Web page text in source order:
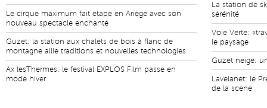
Le cirque maximum fait étape en Ariège avec son
nouveau spectacle enchanté
Guzet: la station aux chalets de bois à flanc de
montagne allie traditions et nouvelles technologies
Ax lesThermes: le festival EXPLOS Film passe en
mode hiver
La station de
sérénité
Voie Verte:
le paysage
Guzet neige:
Lavelanet: le
de la scène